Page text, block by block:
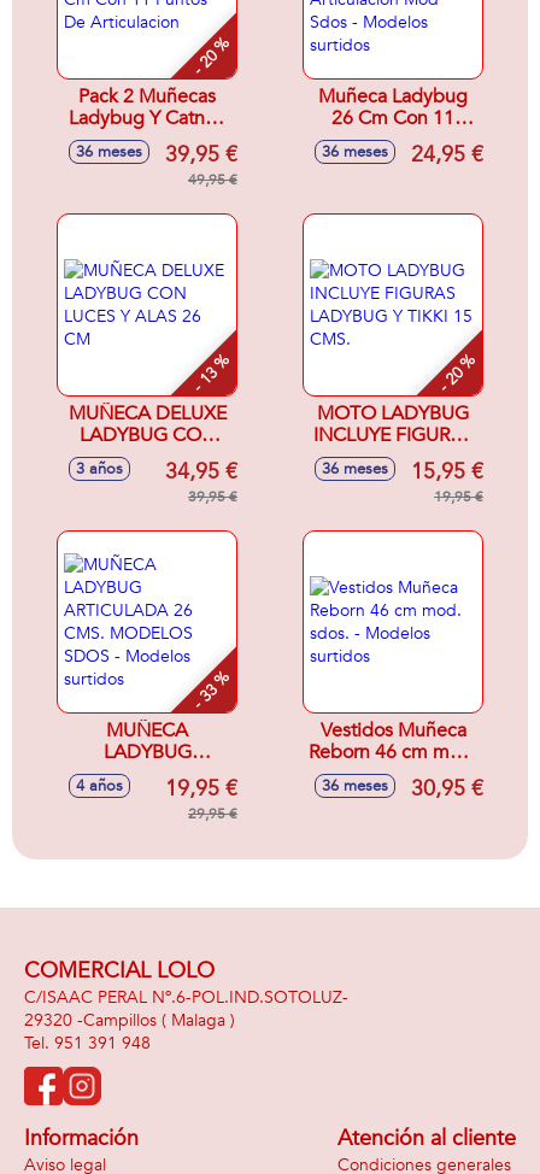
- 20 %
Pack 2 Muñecas
Ladybug Y Catnoir
26 Cm Con 11
Puntos De
Articulacion
36 meses 39,95 €
49,95 €
Muñeca Ladybug
26 Cm Con 11
Puntos De
Articulacion Mod
36 meses 24,95 €
- 13 %
MUÑECA DELUXE
LADYBUG CON
LUCES Y ALAS 26
3 años 34,95 €
39,95 €
- 20 %
MOTO LADYBUG
INCLUYE FIGURAS
LADYBUG Y TIKKI
15 CMS.
36 meses 15,95 €
19,95 €
- 33 %
MUÑECA
LADYBUG
ARTICULADA 26
CMS. MODELOS
SDOS - Modelos
4 años 19,95 €
29,95 €
Vestidos Muñeca
Reborn 46 cm mod.
sdos. - Modelos
surtidos
36 meses 30,95 €
COMERCIAL LOLO
C/ISAAC PERAL Nº.6-POL.IND.SOTOLUZ-
29320 -Campillos ( Malaga )
951 391 948
Información
Aviso legal
Atención al cliente
Condiciones generales